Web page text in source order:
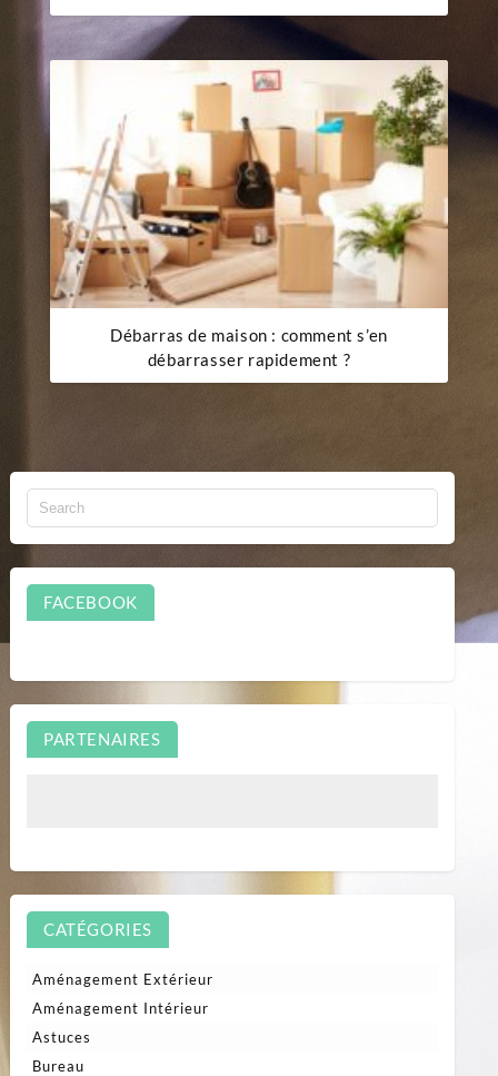
Débarras de maison : comment s’en
débarrasser rapidement ?
FACEBOOK
PARTENAIRES
CATÉGORIES
Aménagement Extérieur
Aménagement Intérieur
Astuces
Bureau